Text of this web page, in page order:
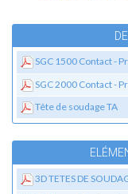
SGC 1500 Contact -
SGC 2000 Contact -
Tête de soudage TA
3D TETES DE